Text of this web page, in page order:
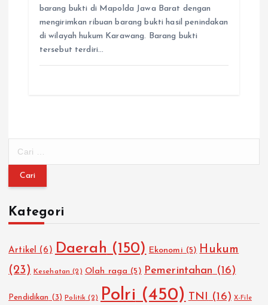
barang bukti di Mapolda Jawa Barat dengan
mengirimkan ribuan barang bukti hasil penindakan
di wilayah hukum Karawang. Barang bukti
tersebut terdiri…
i
n
t
k
:
Kategori
Artikel (6) Daerah (150) Ekonomi (5) Hukum
(23)
Kesehatan (2) Olah raga (5) Pemerintahan (16)
Pendidikan (3) Politik (2) Polri (450) TNI (16) X-File